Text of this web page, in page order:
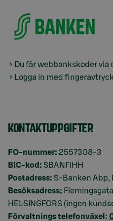
Du får webbankskoder
Logga in med
KONTAKTUPPGIFTER
FO-nummer: 2557308-3
BIC-kod: SBANFIHH
Postadress: S-Banken Abp,
Besöksadress:
HELSINGFORS (ingen
Förvaltnings telefonväxel: